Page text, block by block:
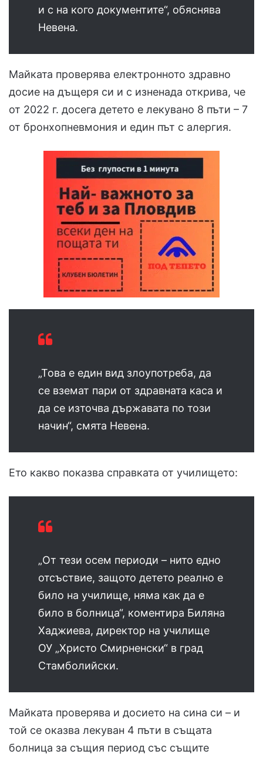
и с на кого документите“, обяснява
Невена.
Майката проверява електронното здравно
досие на дъщеря си и с изненада открива, че
от 2022 г. досега детето е лекувано 8 пъти – 7
от бронхопневмония и един път с алергия.
„Това е един вид злоупотреба, да
се вземат пари от здравната каса и
да се източва държавата по този
начин“, смята Невена.
Ето какво показва справката от училището:
„От тези осем периоди – нито едно
отсъствие, защото детето реално е
било на училище, няма как да е
било в болница“, коментира Биляна
Хаджиева, директор на училище
ОУ „Христо Смирненски“ в град
Стамболийски.
Майката проверява и досието на сина си – и
той се оказва лекуван 4 пъти в същата
болница за същия период със същите